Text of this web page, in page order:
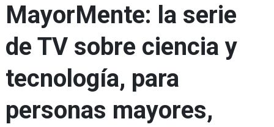
MayorMente: la serie
de TV sobre ciencia y
tecnología, para
personas mayores,